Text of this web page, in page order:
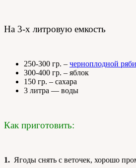
На 3-х литровую емкость
250-300 гр. – черноплодной
300-400 гр. – яблок
150 гр. – сахара
3 литра — воды
Как приготовить:
1. Ягоды снять с веточек, хорошо